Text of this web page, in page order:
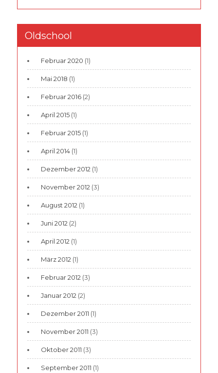
Oldschool
Februar 2020 (1)
Mai 2018 (1)
Februar 2016 (2)
April 2015 (1)
Februar 2015 (1)
April 2014 (1)
Dezember 2012 (1)
November 2012 (3)
August 2012 (1)
Juni 2012 (2)
April 2012 (1)
März 2012 (1)
Februar 2012 (3)
Januar 2012 (2)
Dezember 2011 (1)
November 2011 (3)
Oktober 2011 (3)
September 2011 (1)